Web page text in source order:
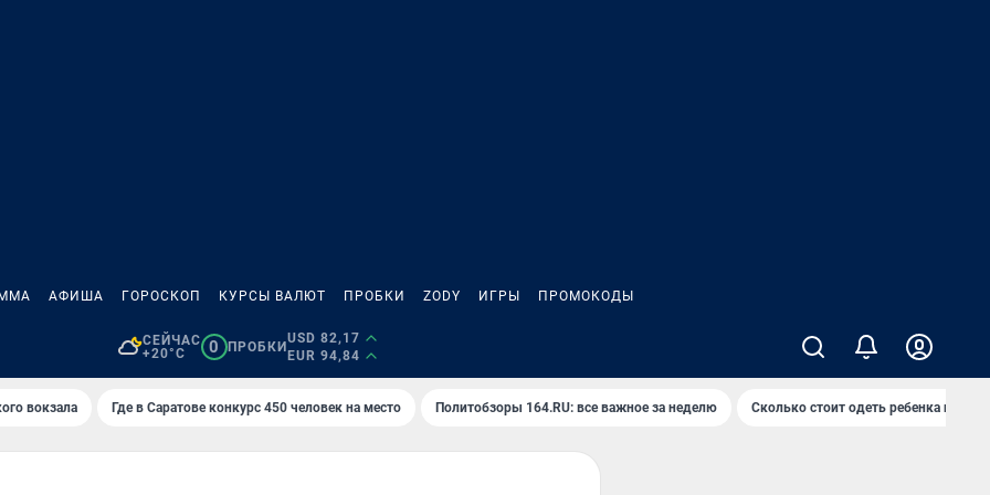
АФИША ГОРОСКОП КУРСЫ ВАЛЮТ ПРОБКИ ZODY ИГРЫ ПРОМОКОДЫ
СЕЙЧАС
+20°C
0 ПРОБКИ
USD 82,17
EUR 94,84
вокзала Где в Саратове конкурс 450 человек на место Политобзоры 164.RU: все важное за неделю Сколько стоит одеть ребенка на